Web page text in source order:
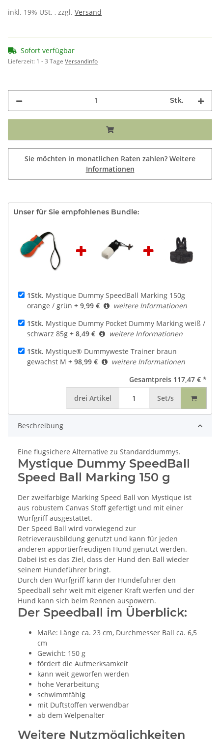
inkl. 19% USt. , zzgl. Versand
Sofort verfügbar
Lieferzeit: 1 - 3 Tage Versandinfo
Stk.
Sie möchten in monatlichen Raten zahlen? Weitere
Informationen
Unser für Sie empfohlenes Bundle:
1Stk. Mystique Dummy SpeedBall Marking 150g
orange / grün + 9,99 €
weitere Informationen
1Stk. Mystique Dummy Pocket Dummy Marking weiß /
schwarz 85g + 8,49 €
weitere Informationen
1Stk. Mystique® Dummyweste Trainer braun
gewachst M + 98,99 €
weitere Informationen
Gesamtpreis 117,47 € *
drei Artikel Set/s
Beschreibung
Eine flugsichere Alternative zu Standarddummys.
Mystique Dummy SpeedBall
Speed Ball Marking 150 g
Der zweifarbige Marking Speed Ball von Mystique ist
aus robustem Canvas Stoff gefertigt und mit einer
Wurfgriff ausgestattet.
Der Speed Ball wird vorwiegend zur
Retrieverausbildung genutzt und kann für jeden
anderen apportierfreudigen Hund genutzt werden.
Dabei ist es das Ziel, dass der Hund den Ball wieder
seinem Hundeführer bringt.
Durch den Wurfgriff kann der Hundeführer den
Speedball sehr weit mit eigener Kraft werfen und der
Hund kann sich beim Rennen auspowern.
Der Speedball im Überblick:
Maße: Länge ca. 23 cm, Durchmesser Ball ca. 6,5
cm
Gewicht: 150 g
fördert die Aufmerksamkeit
kann weit geworfen werden
hohe Verarbeitung
schwimmfähig
mit Duftstoffen verwendbar
ab dem Welpenalter
Weitere Nutzmöglichkeiten